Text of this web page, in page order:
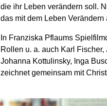
die ihr Leben verändern soll.
das mit dem Leben
In Franziska Pflaums
Rollen u. a. auch Karl
Johanna Kottulinsky, Inga
zeichnet gemeinsam mit